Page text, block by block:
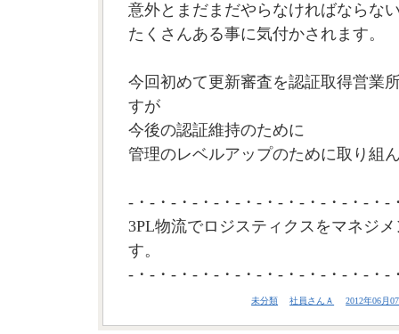
意外とまだまだやらなければならな
たくさんある事に気付かされます。
今回初めて更新審査を認証取得営業
すが
今後の認証維持のために
管理のレベルアップのために取り組
-・-・-・-・-・-・-・-・-・-・-・-・-
3PL物流でロジスティクスをマネジ
す。
-・-・-・-・-・-・-・-・-・-・-・-・-
未分類 社員さんＡ 2012年06月